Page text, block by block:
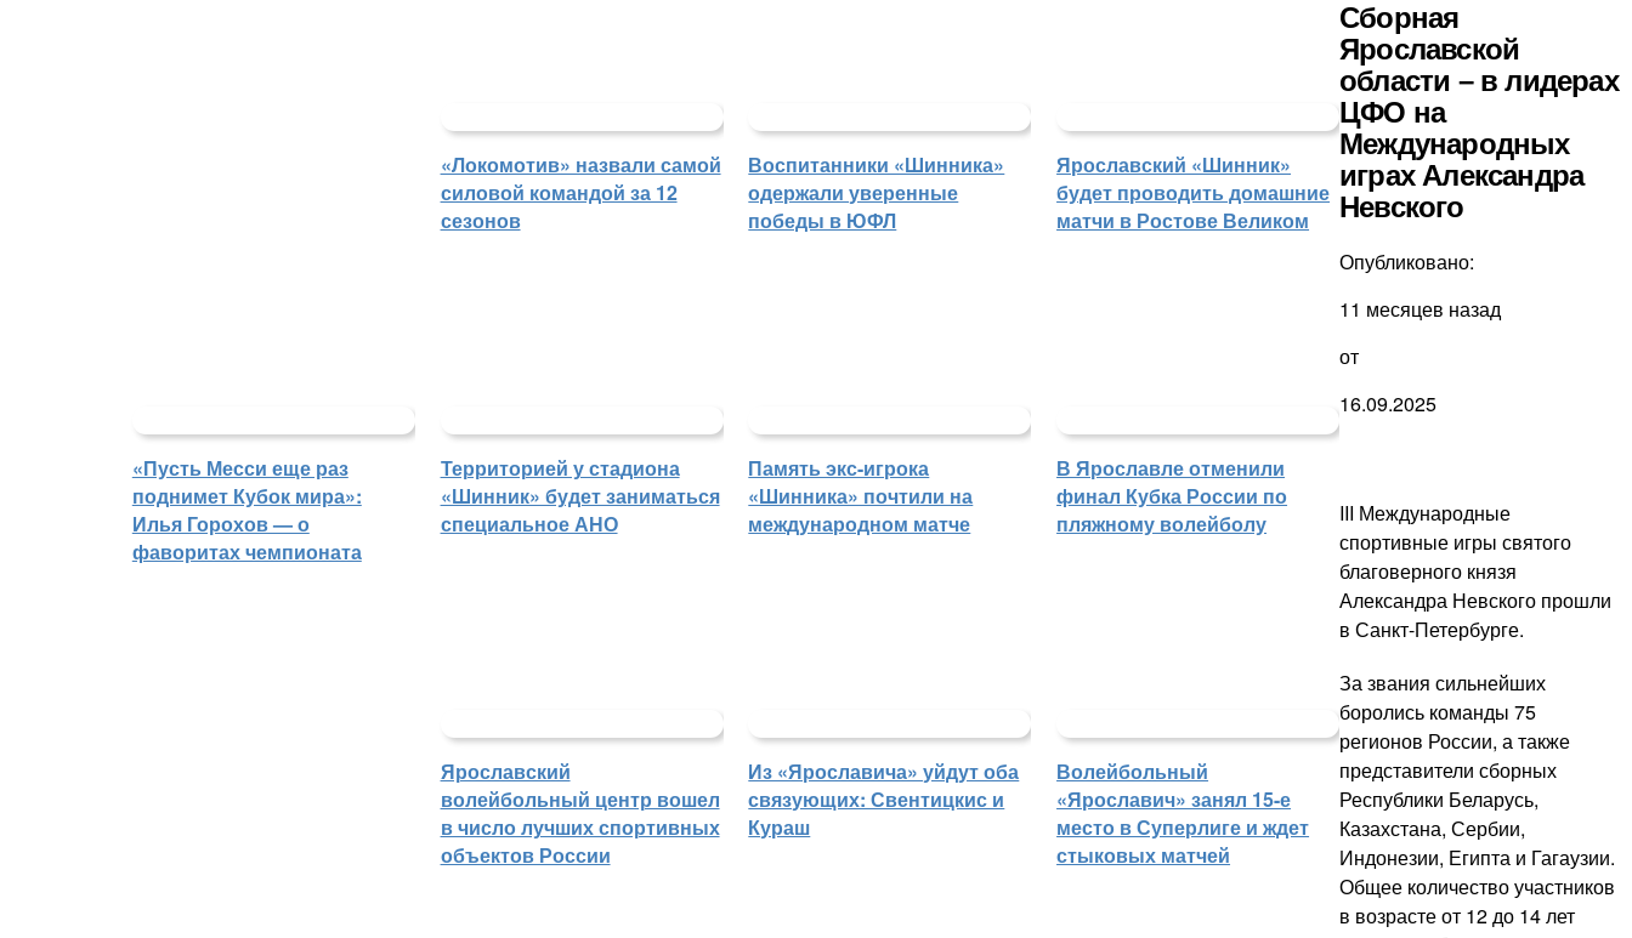
«Локомотив» назвали самой
силовой командой за 12
сезонов
Воспитанники «Шинника»
одержали уверенные
победы в ЮФЛ
Ярославский «Шинник»
будет проводить домашние
матчи в Ростове Великом
«Пусть Месси еще раз
поднимет Кубок мира»:
Илья Горохов — о
фаворитах чемпионата
Территорией у стадиона
«Шинник» будет заниматься
специальное АНО
Память экс-игрока
«Шинника» почтили на
международном матче
В Ярославле отменили
финал Кубка России по
пляжному волейболу
Ярославский
волейбольный центр вошел
в число лучших спортивных
объектов России
Из «Ярославича» уйдут оба
связующих: Свентицкис и
Кураш
Волейбольный
«Ярославич» занял 15-е
место в Суперлиге и ждет
стыковых матчей
Сборная
Ярославской
области – в лидерах
ЦФО на
Международных
играх Александра
Невского
Опубликовано:
11 месяцев назад
от
16.09.2025
III Международные
спортивные игры святого
благоверного князя
Александра Невского прошли
в Санкт-Петербурге.
За звания сильнейших
боролись команды 75
регионов России, а также
представители сборных
Республики Беларусь,
Казахстана, Сербии,
Индонезии, Египта и Гагаузии.
Общее количество участников
в возрасте от 12 до 14 лет